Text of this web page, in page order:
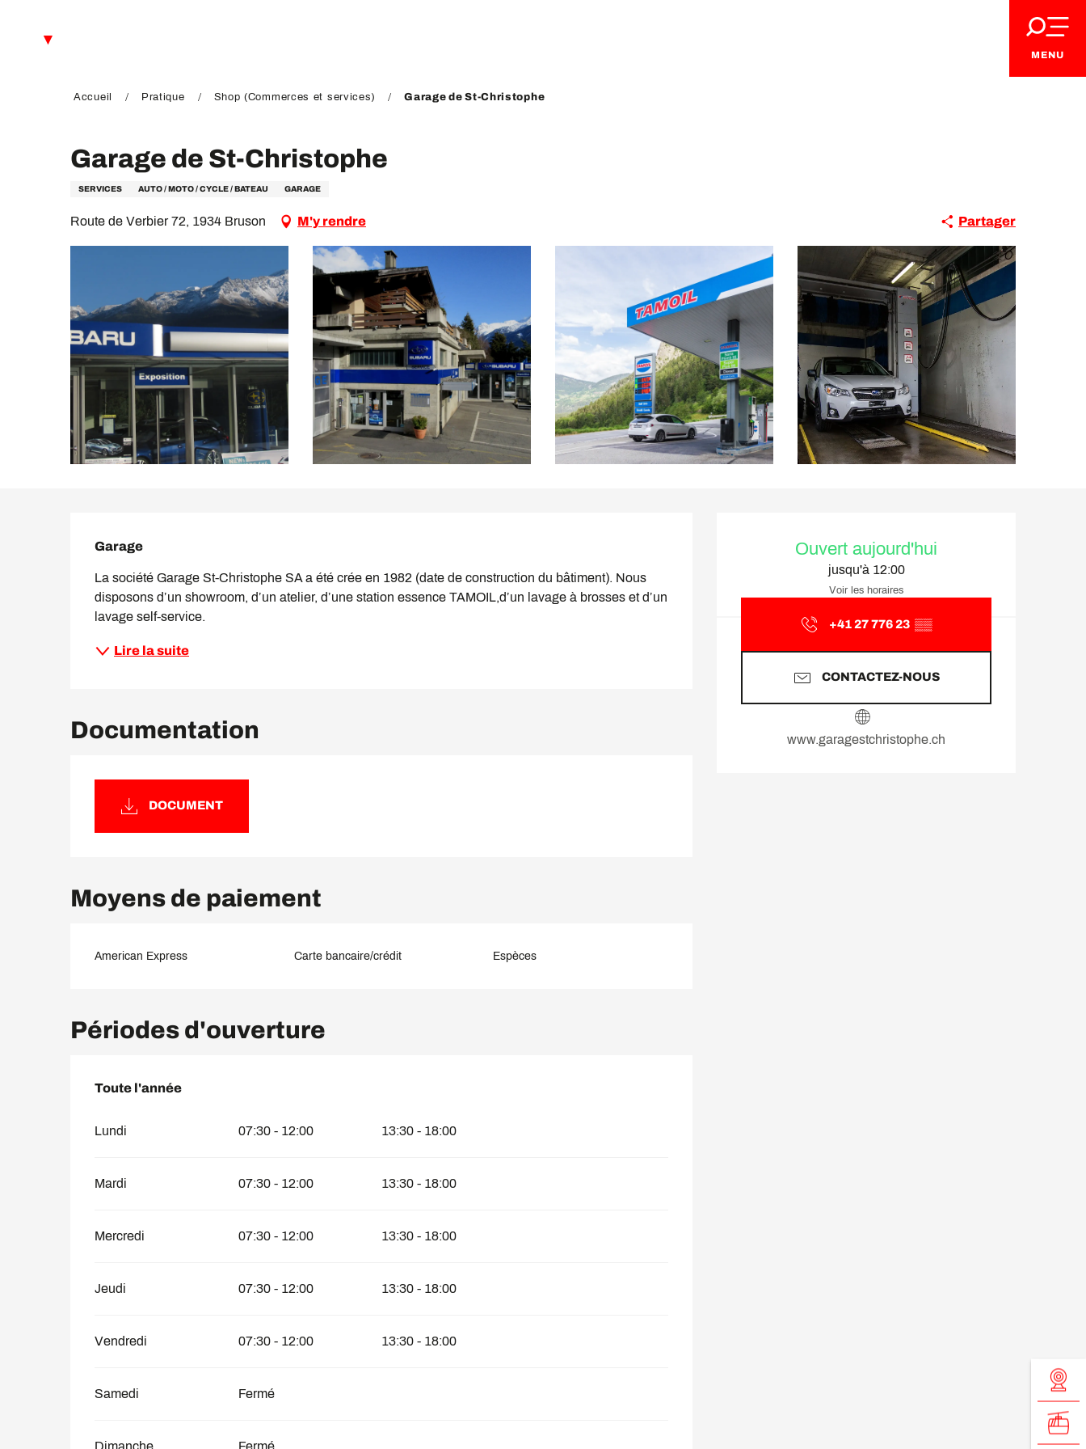
MENU
Accueil Pratique Shop (Commerces et services) Garage de St-Christophe
Garage de St-Christophe
SERVICES AUTO / MOTO / CYCLE / BATEAU GARAGE
Route de Verbier 72, 1934 Bruson M'y rendre Partager
Ouvert aujourd'hui
jusqu'à 12:00
Voir les horaires
+41 27 776 23 ▒▒
CONTACTEZ-NOUS
www.garagestchristophe.ch
Garage
La société Garage St-Christophe SA a été crée en 1982 (date de construction du bâtiment). Nous
disposons d’un showroom, d’un atelier, d’une station essence TAMOIL,d’un lavage à brosses et d’un
lavage self-service.
Lire la suite
Documentation
DOCUMENT
Moyens de paiement
American Express Carte bancaire/crédit Espèces
Périodes d'ouverture
Toute l'année
Toute l'année
Lundi 07:30 - 12:00 13:30 - 18:00
Mardi 07:30 - 12:00 13:30 - 18:00
Mercredi 07:30 - 12:00 13:30 - 18:00
Jeudi 07:30 - 12:00 13:30 - 18:00
Vendredi 07:30 - 12:00 13:30 - 18:00
Samedi Fermé
Dimanche Fermé